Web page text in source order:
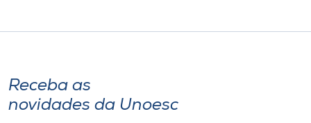
Receba as
novidades da Unoesc